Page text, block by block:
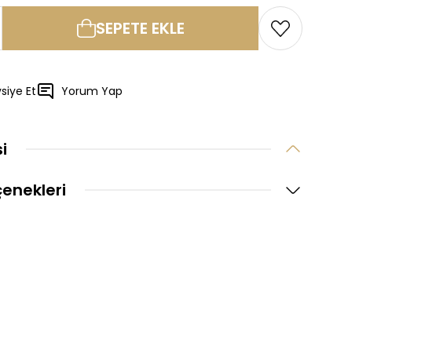
SEPETE EKLE
Et Yorum Yap